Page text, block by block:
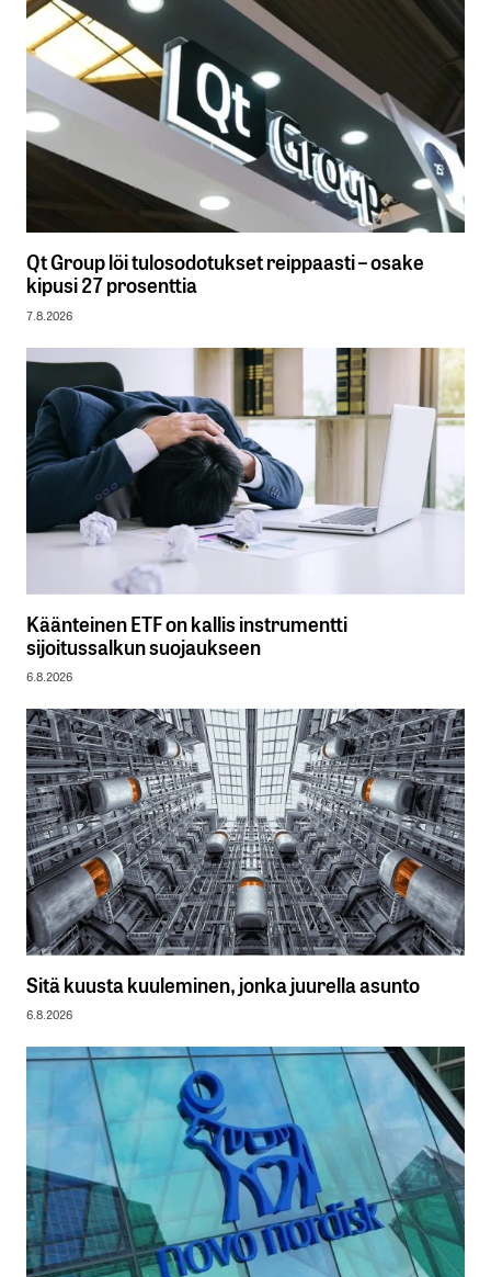
Qt Group löi tulosodotukset reippaasti – osake
kipusi 27 prosenttia
7.8.2026
Käänteinen ETF on kallis instrumentti
sijoitussalkun suojaukseen
6.8.2026
Sitä kuusta kuuleminen, jonka juurella asunto
6.8.2026